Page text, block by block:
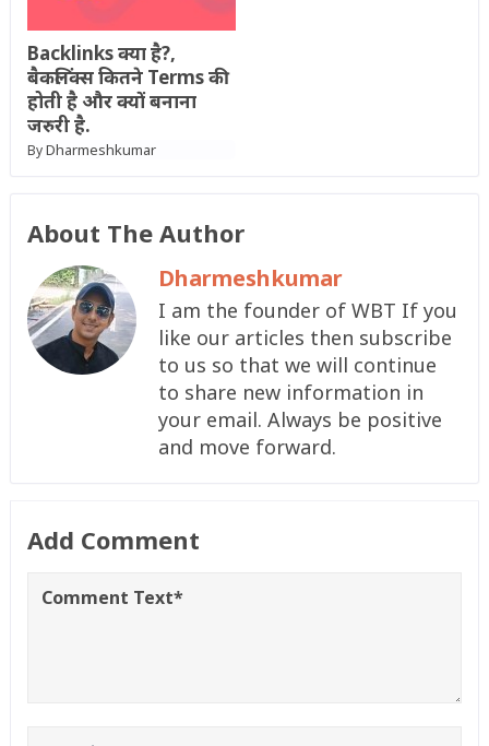
Backlinks क्या है?,
बैकलिंक्स कितने Terms की
होती है और क्यों बनाना
जरुरी है.
ByDharmeshkumar
About The Author
Dharmeshkumar
I am the founder of WBT If you
like our articles then subscribe
to us so that we will continue
to share new information in
your email. Always be positive
and move forward.
Add Comment